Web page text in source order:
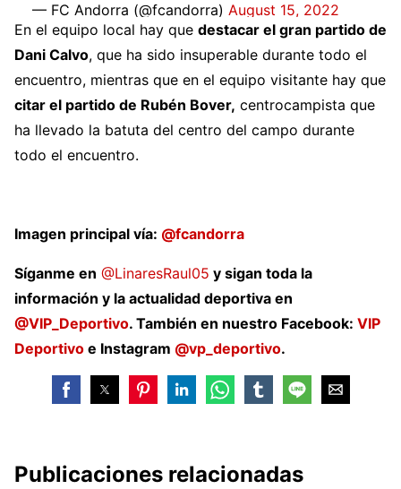
— FC Andorra (@fcandorra) August 15, 2022
En el equipo local hay que destacar el gran partido de
Dani Calvo, que ha sido insuperable durante todo el
encuentro, mientras que en el equipo visitante hay que
citar el partido de Rubén Bover, centrocampista que
ha llevado la batuta del centro del campo durante
todo el encuentro.
Imagen principal vía: @fcandorra
Síganme en @LinaresRaul05 y sigan toda la
información y la actualidad deportiva en
@VIP_Deportivo. También en nuestro Facebook: VIP
Deportivo e Instagram @vp_deportivo.
Publicaciones relacionadas